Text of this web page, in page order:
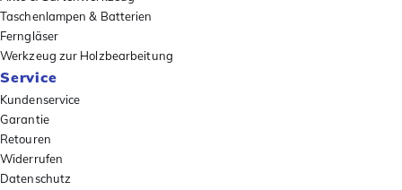
Taschenlampen & Batterien
Ferngläser
Werkzeug zur Holzbearbeitung
Service
Kundenservice
Garantie
Retouren
Widerrufen
Datenschutz